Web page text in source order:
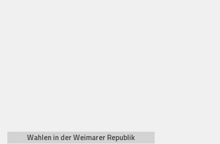
Wahlen in der Weimarer Republik